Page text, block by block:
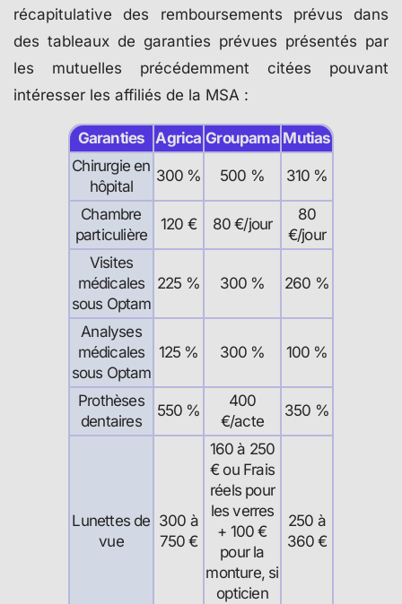
récapitulative des remboursements prévus dans
des tableaux de garanties prévues présentés par
les mutuelles précédemment citées pouvant
intéresser les affiliés de la MSA :
Garanties Agrica Groupama Mutias
Chirurgie en
hôpital
300 % 500 % 310 %
Chambre
particulière
120 € 80 €/jour
80
€/jour
Visites
médicales
sous Optam
225 % 300 % 260 %
Analyses
médicales
sous Optam
125 % 300 % 100 %
Prothèses
dentaires
550 %
400
€/acte
350 %
Lunettes de
vue
300 à
750 €
160 à 250
€ ou Frais
réels pour
les verres
+ 100 €
pour la
monture, si
opticien
250 à
360 €